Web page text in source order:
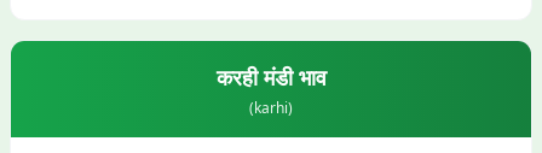
करहीमंडी भाव
(karhi)